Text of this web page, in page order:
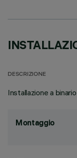
DESCRIZIONE
Installazione a
Montaggio